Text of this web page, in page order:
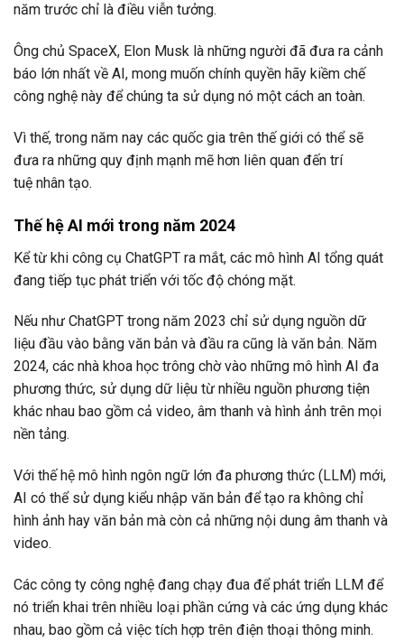
năm trước chỉ là điều viễn tưởng.
Ông chủ SpaceX, Elon Musk là những người đã đưa ra cảnh
báo lớn nhất về AI, mong muốn chính quyền hãy kiềm chế
công nghệ này để chúng ta sử dụng nó một cách an toàn.
Vì thế, trong năm nay các quốc gia trên thế giới có thể sẽ
đưa ra những quy định mạnh mẽ hơn liên quan đến trí
tuệ nhân tạo.
Thế hệ AI mới trong năm 2024
Kể từ khi công cụ ChatGPT ra mắt, các mô hình AI tổng quát
đang tiếp tục phát triển với tốc độ chóng mặt.
Nếu như ChatGPT trong năm 2023 chỉ sử dụng nguồn dữ
liệu đầu vào bằng văn bản và đầu ra cũng là văn bản. Năm
2024, các nhà khoa học trông chờ vào những mô hình AI đa
phương thức, sử dụng dữ liệu từ nhiều nguồn phương tiện
khác nhau bao gồm cả video, âm thanh và hình ảnh trên mọi
nền tảng.
Với thế hệ mô hình ngôn ngữ lớn đa phương thức (LLM) mới,
AI có thể sử dụng kiểu nhập văn bản để tạo ra không chỉ
hình ảnh hay văn bản mà còn cả những nội dung âm thanh và
video.
Các công ty công nghệ đang chạy đua để phát triển LLM để
nó triển khai trên nhiều loại phần cứng và các ứng dụng khác
nhau, bao gồm cả việc tích hợp trên điện thoại thông minh.